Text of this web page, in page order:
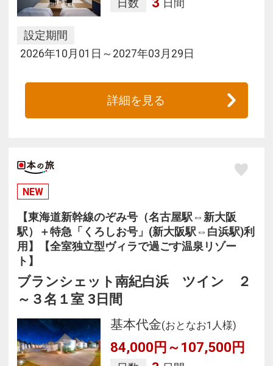
日数 日間
設定期間
2026年10月01日～2027年03月29日
詳細を見る
NEW
【東海道新幹線のぞみ号（名古屋駅⇔新大阪
駅）＋特急「くろしお号」(新大阪駅⇔白浜駅)利
用】【全室独立型ヴィラで過ごす温泉リゾー
ト】
ブランシェット南紀白浜 ツイン ２
～３名１室 3日間
基本代金(おとなお1人様)
84,000円～107,500円